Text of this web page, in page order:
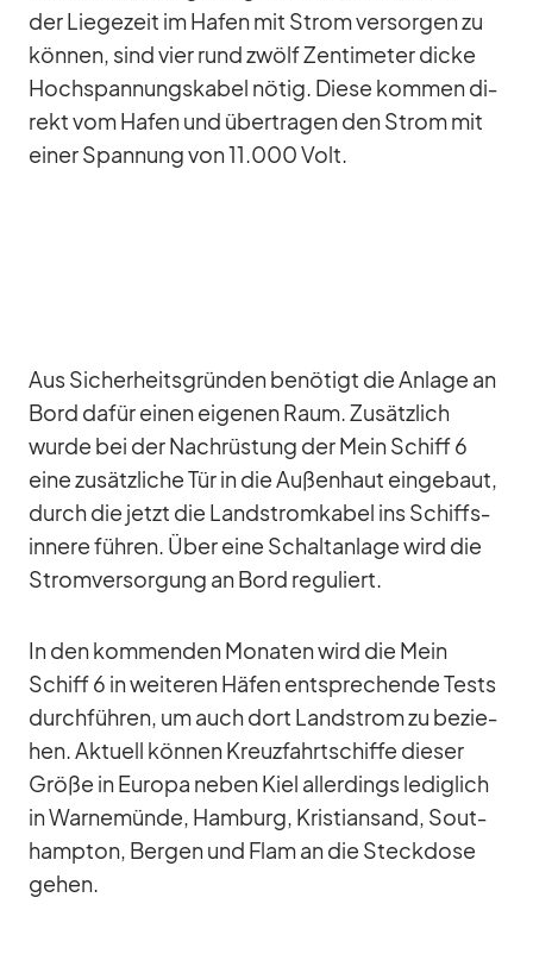
der Lie­ge­zeit im Ha­fen mit Strom ver­sor­gen zu
kön­nen, sind vier rund zwölf Zen­ti­me­ter di­cke
Hoch­span­nungs­ka­bel nö­tig. Diese kom­men di­
rekt vom Ha­fen und über­tra­gen den Strom mit
ei­ner Span­nung von 11.000 Volt.
Aus Si­cher­heits­grün­den be­nö­tigt die An­lage an
Bord da­für ei­nen ei­ge­nen Raum. Zu­sätz­lich
wurde bei der Nach­rüs­tung der Mein Schiff 6
eine zu­sätz­li­che Tür in die Au­ßen­haut ein­ge­baut,
durch die jetzt die Land­strom­ka­bel ins Schiffs­
in­nere füh­ren. Über eine Schalt­an­lage wird die
Strom­ver­sor­gung an Bord re­gu­liert.
In den kom­men­den Mo­na­ten wird die Mein
Schiff 6 in wei­te­ren Hä­fen ent­spre­chende Tests
durch­füh­ren, um auch dort Land­strom zu be­zie­
hen. Ak­tu­ell kön­nen Kreuz­fahrt­schiffe die­ser
Größe in Eu­ropa ne­ben Kiel al­ler­dings le­dig­lich
in War­ne­münde, Ham­burg, Kris­ti­an­sand, Sout­
hamp­ton, Ber­gen und Flam an die Steck­dose
ge­hen.